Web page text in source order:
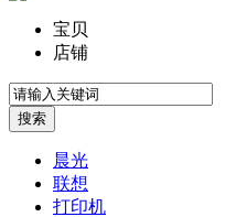
宝贝
店铺
晨光
联想
打印机